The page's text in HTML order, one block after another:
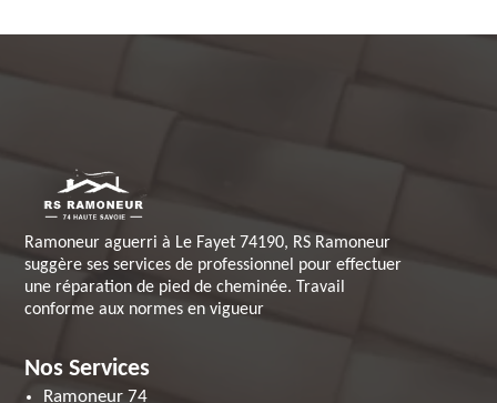
Ramoneur aguerri à Le Fayet 74190, RS Ramoneur
suggère ses services de professionnel pour effectuer
une réparation de pied de cheminée. Travail
conforme aux normes en vigueur
Nos Services
Ramoneur 74